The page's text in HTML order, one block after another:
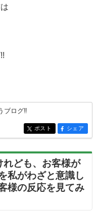
ブログ‼
entry9141
ポスト entry9141
シェア
ども、お客様が
私がわざと意識し
様の反応を見てみ